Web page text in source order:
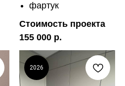
фартук
Стоимость проекта
155 000 р.
2026